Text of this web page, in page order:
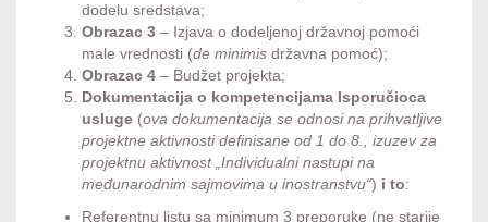
dodelu sredstava;
Obrazac 3 – Izjava o dodeljenoj državnoj pomoći
male vrednosti (de minimis državna pomoć);
Obrazac 4 – Budžet projekta;
Dokumentacija o kompetencijama Isporučioca
usluge (ova dokumentacija se odnosi na prihvatljive
projektne aktivnosti definisane od 1 do 8., izuzev za
projektnu aktivnost „Individualni nastupi na
međunarodnim sajmovima u inostranstvu“) i to:
Referentnu listu sa minimum 3 preporuke (ne starije